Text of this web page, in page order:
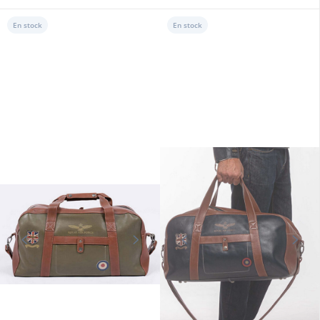
En stock En stock